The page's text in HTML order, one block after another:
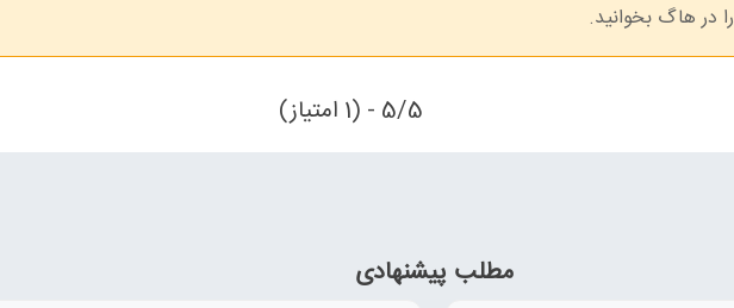
را در هاگ بخوانید.
5/5 - (1 امتیاز)
مطلب پیشنهادی